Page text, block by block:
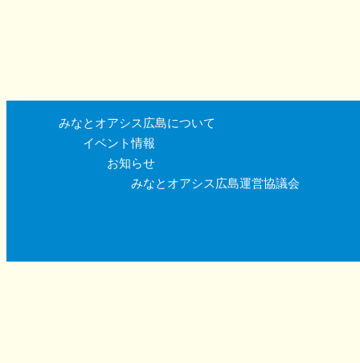
みなとオアシス広島について
イベント情報
お知らせ
みなとオアシス広島運営協議会